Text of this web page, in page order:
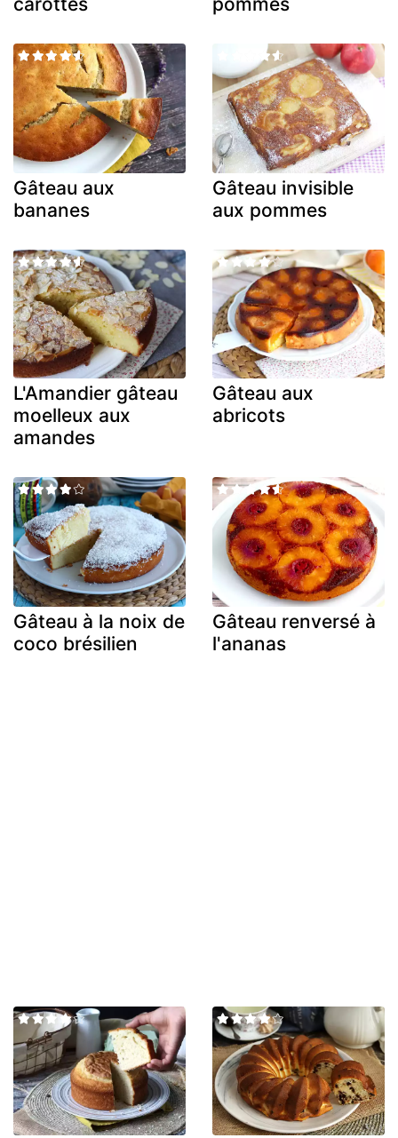
Gâteau aux
bananes
Gâteau invisible
aux pommes
L'Amandier gâteau
moelleux aux
amandes
Gâteau aux
abricots
Gâteau à la noix de
coco brésilien
Gâteau renversé à
l'ananas